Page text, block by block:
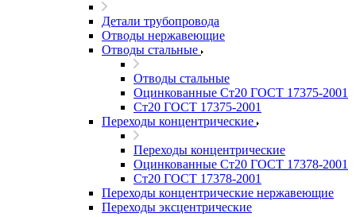
Детали трубопровода
Отводы нержавеющие
Отводы стальные
Отводы стальные
Оцинкованные Ст20 ГОСТ 17375-2001
Ст20 ГОСТ 17375-2001
Переходы концентрические
Переходы концентрические
Оцинкованные Ст20 ГОСТ 17378-2001
Ст20 ГОСТ 17378-2001
Переходы концентрические нержавеющие
Переходы эксцентрические